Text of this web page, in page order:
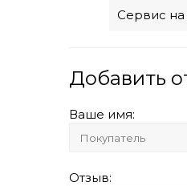
Сервис
Добавить
Ваше имя:
Отзыв: